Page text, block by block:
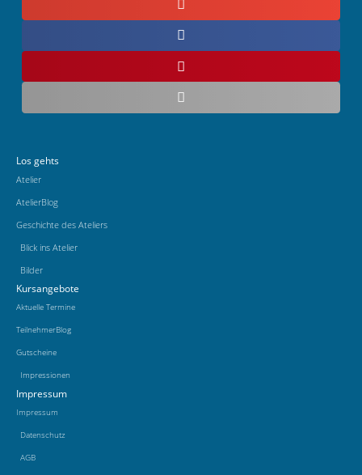
Los gehts
Atelier
AtelierBlog
Geschichte des Ateliers
Blick ins Atelier
Bilder
Kursangebote
Aktuelle Termine
TeilnehmerBlog
Gutscheine
Impressionen
Impressum
Impressum
Datenschutz
AGB